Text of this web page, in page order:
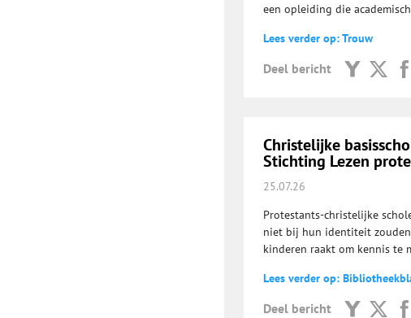
een opleiding die
Lees verder op: Trouw
Deel bericht
Christelijke
Stichting Lezen
25.07.26
Protestants-christelijke
niet bij hun identiteit zouden
kinderen raakt om kennis te
Lees verder op:
Deel bericht